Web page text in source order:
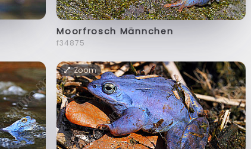
Moorfrosch Männchen
f34875
Zoom